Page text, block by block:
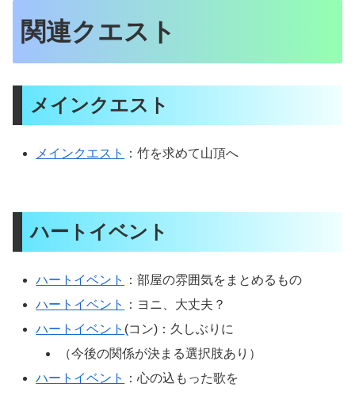
関連クエスト
メインクエスト
メインクエスト ：竹を求めて山頂へ
ハートイベント
ハートイベント
：部屋の雰囲気をまとめるもの
ハートイベント
：ヨニ、大丈夫？
ハートイベント (コン)：久しぶりに
（今後の関係が決まる選択肢あり）
ハートイベント
：心の込もった歌を